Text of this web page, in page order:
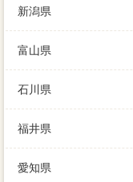
新潟県
富山県
石川県
福井県
愛知県